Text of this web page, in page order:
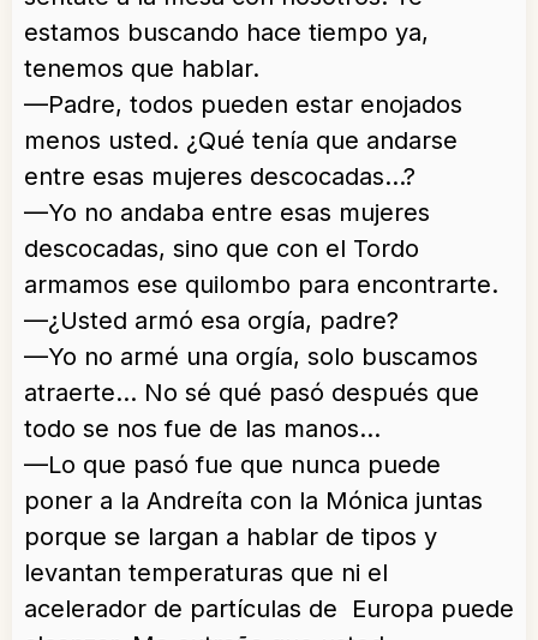
estamos buscando hace tiempo ya,
tenemos que hablar.
—Padre, todos pueden estar enojados
menos usted. ¿Qué tenía que andarse
entre esas mujeres descocadas…?
—Yo no andaba entre esas mujeres
descocadas, sino que con el Tordo
armamos ese quilombo para encontrarte.
—¿Usted armó esa orgía, padre?
—Yo no armé una orgía, solo buscamos
atraerte… No sé qué pasó después que
todo se nos fue de las manos…
—Lo que pasó fue que nunca puede
poner a la Andreíta con la Mónica juntas
porque se largan a hablar de tipos y
levantan temperaturas que ni el
acelerador de partículas de Europa puede